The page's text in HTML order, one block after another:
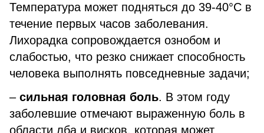
Температура может подняться до 39-40°C в
течение первых часов заболевания.
Лихорадка сопровождается ознобом и
слабостью, что резко снижает способность
человека выполнять повседневные задачи;
– сильная головная боль. В этом году
заболевшие отмечают выраженную боль в
области лба и висков, которая может